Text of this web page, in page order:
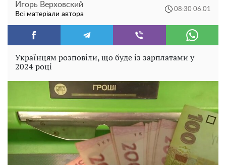
Игорь Верховский
Всі матеріали автора
08:30 06.01
Українцям розповіли, що буде із зарплатами у
2024 році